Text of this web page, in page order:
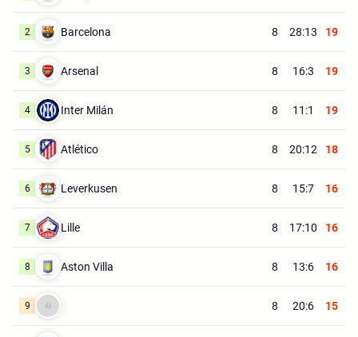
2 Barcelona 8 28:13 19
3 Arsenal 8 16:3 19
4 Inter Milán 8 11:1 19
5 Atlético 8 20:12 18
6 Leverkusen 8 15:7 16
7 Lille 8 17:10 16
8 Aston Villa 8 13:6 16
9 8 20:6 15